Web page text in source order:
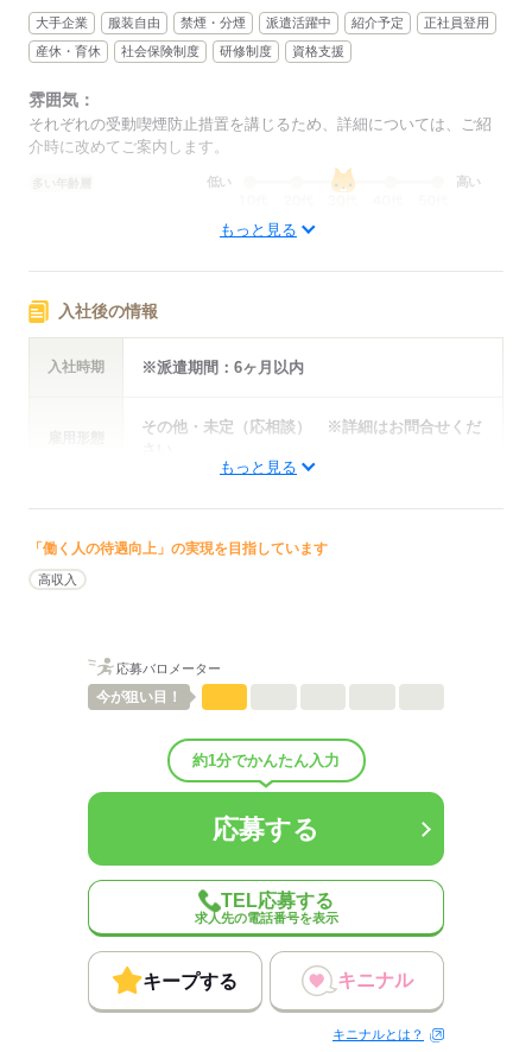
お仕事の紹介を心掛けています。
<一例>
■大手企業
■短期
■時短
■電話対応なし
■英語使用
■書類チェック
■データ入力
■9月開始
■10月開始
大手企業 服装自由 禁煙・分煙 派遣活躍中 紹介予定
正社員登用
産休・育休
社会保険制度 研修制度 資格支援
雰囲気：
それぞれの受動喫煙防止措置を講じるため、詳細については、ご紹
介時に改めてご案内します。
低い 高い
ひとりで
職場の様子
配属先部署：
概要：
もっと見る
入社後の情報
入社時期 ※派遣期間：6ヶ月以内
その他・未定（応相談） ※詳細はお問合せくだ
年収・
【昇給・昇格】あり
休日・
福利厚生
各種保険、時間外手当（見做し残業超過分）、通
勤交通費、子育て支援金、有給休暇、慶弔休暇、
積立休暇、財形貯蓄、社員持株会、産前産後休
暇、育児休業、確定拠出型年金or前払い退職金度
応募する
もっと見る
「働く人の待遇向上」の実現を目指しています
高収入
応募バロメーター
今が狙い目！
約1分でかんたん入力
応募する
TEL応募する
求人先の電話番号を表示
キープする キニナル
キニナルとは？